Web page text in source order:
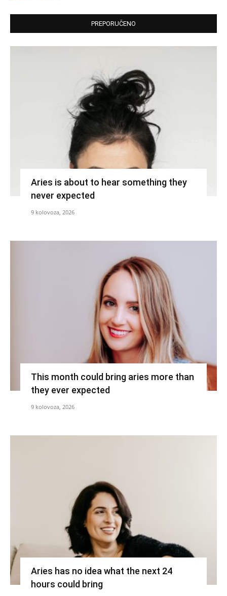
PREPORUČENO
Aries is about to hear something they
never expected
9 kolovoza, 2026
This month could bring aries more than
they ever expected
9 kolovoza, 2026
Aries has no idea what the next 24
hours could bring